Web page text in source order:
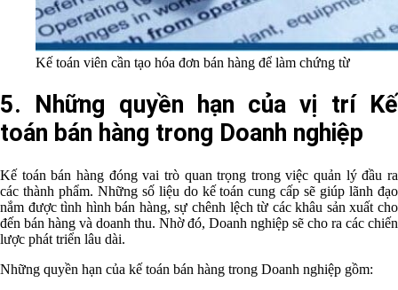
Kế toán viên cần tạo hóa đơn bán hàng để làm chứng từ
5. Những quyền hạn của vị trí Kế
toán bán hàng trong Doanh nghiệp
Kế toán bán hàng đóng vai trò quan trọng trong việc quản lý đầu ra
các thành phẩm. Những số liệu do kế toán cung cấp sẽ giúp lãnh đạo
nắm được tình hình bán hàng, sự chênh lệch từ các khâu sản xuất cho
đến bán hàng và doanh thu. Nhờ đó, Doanh nghiệp sẽ cho ra các chiến
lược phát triển lâu dài.
Những quyền hạn của kế toán bán hàng trong Doanh nghiệp gồm: